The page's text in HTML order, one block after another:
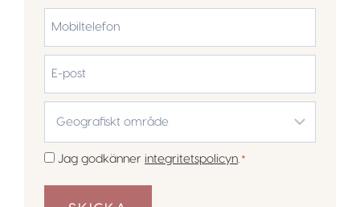
Efternamn
post
område
*
Samtycke
Jag godkänner integritetspolicyn *